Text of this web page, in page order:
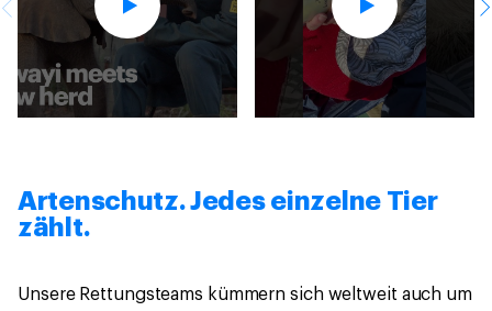
Artenschutz. Jedes einzelne Tier
zählt.
Unsere Rettungsteams kümmern sich weltweit auch um